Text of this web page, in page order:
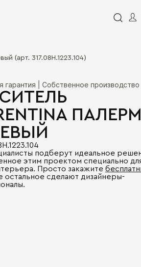
(арт. 317.08H.1223.104)
гарантия | Собственное производство
подберут идеальное
этим проектом специально
Просто закажите
остальное сделают дизайнеры-